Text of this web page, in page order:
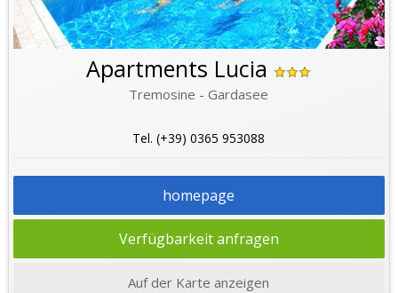
Apartments Lucia
Tremosine - Gardasee
Tel. (+39) 0365 953088
homepage
Verfügbarkeit anfragen
Auf der Karte anzeigen